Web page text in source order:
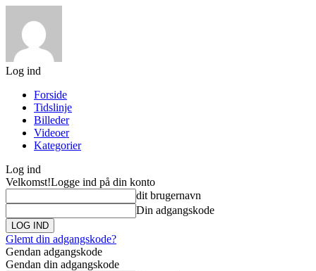
Log ind
Forside
Tidslinje
Billeder
Videoer
Kategorier
Log ind
Velkomst!Logge ind på din konto
dit brugernavn
Din adgangskode
Glemt din adgangskode?
Gendan adgangskode
Gendan din adgangskode